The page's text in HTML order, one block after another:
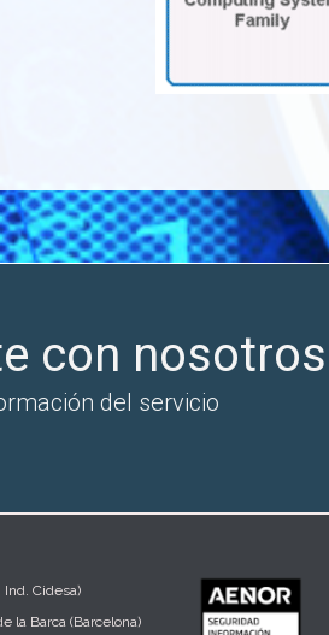
con nosotros
del servicio
Cidesa)
la Barca (Barcelona)